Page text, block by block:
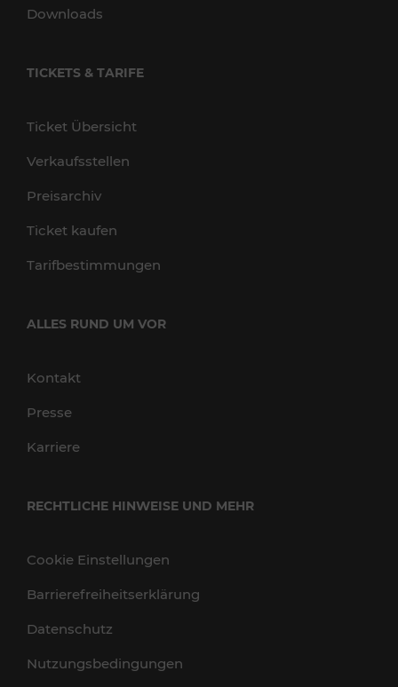
Downloads
TICKETS & TARIFE
Ticket Übersicht
Verkaufsstellen
Preisarchiv
Ticket kaufen
Tarifbestimmungen
ALLES RUND UM VOR
Kontakt
Presse
Karriere
RECHTLICHE HINWEISE UND MEHR
Cookie Einstellungen
Barrierefreiheitserklärung
Datenschutz
Nutzungsbedingungen